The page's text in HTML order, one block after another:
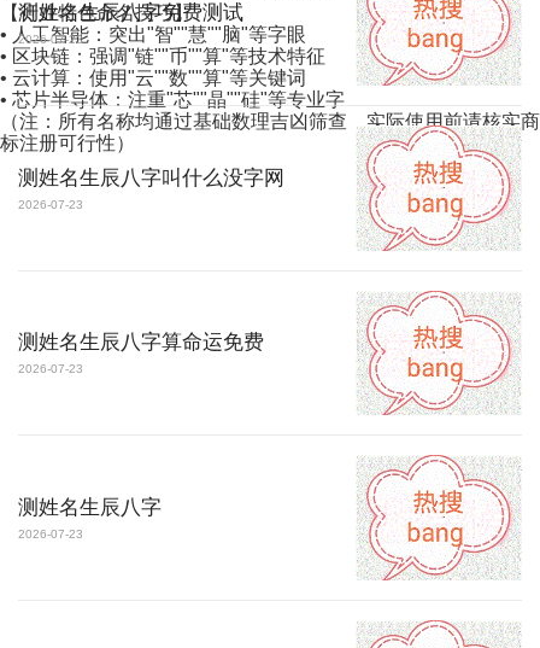
【行业特色命名技巧】
• 人工智能：突出"智""慧""脑"等字眼
• 区块链：强调"链""币""算"等技术特征
• 云计算：使用"云""数""算"等关键词
• 芯片半导体：注重"芯""晶""硅"等专业字
（注：所有名称均通过基础数理吉凶筛查，实际使用前请核实商
标注册可行性）
测姓名生辰八字免费测试
2026-07-23
测姓名生辰八字叫什么没字网
2026-07-23
测姓名生辰八字算命运免费
2026-07-23
测姓名生辰八字
2026-07-23